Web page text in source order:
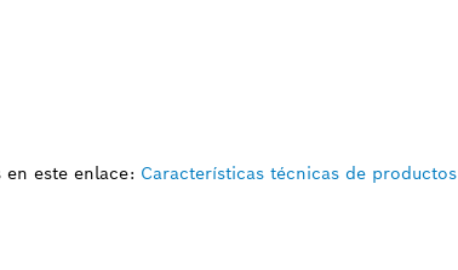
este enlace: Características técnicas de productos